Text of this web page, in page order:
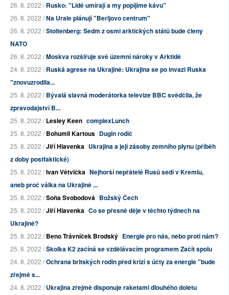
26. 8. 2022 /Rusko: "Lidé umírají a my popíjíme kávu"
26. 8. 2022 /Na Urale plánují "Berijovo centrum"
26. 8. 2022 /Stoltenberg: Sedm z osmi arktických států bude členy
NATO
26. 8. 2022 /Moskva rozšiřuje své územní nároky v Arktidě
24. 8. 2022 /Ruská agrese na Ukrajině: Ukrajina se po invazi Ruska
"znovuzrodila...
25. 8. 2022 /Bývalá slavná moderátorka televize BBC svědčila, že
zpravodajství B...
25. 8. 2022 /Lesley Keen complexLunch
25. 8. 2022 /Bohumil Kartous Dugin rodič
25. 8. 2022 /Jiří Hlavenka Ukrajina a její zásoby zemního plynu (příběh
z doby postfaktické)
25. 8. 2022 /Ivan Větvička Nejhorší nepřátelé Rusů sedí v Kremlu,
aneb proč válka na Ukrajině ...
25. 8. 2022 /Soňa Svobodová Božský Čech
25. 8. 2022 /Jiří Hlavenka Co se přesně děje v těchto týdnech na
Ukrajině?
25. 8. 2022 /Beno Trávníček Brodský Energie pro nás, nebo proti nám?
25. 8. 2022 /Školka K2 začíná se vzdělávacím programem Začít spolu
24. 8. 2022 /Ochrana britských rodin před krizí s účty za energie "bude
zřejmě s...
24. 8. 2022 /Ukrajina zřejmě disponuje raketami dlouhého doletu